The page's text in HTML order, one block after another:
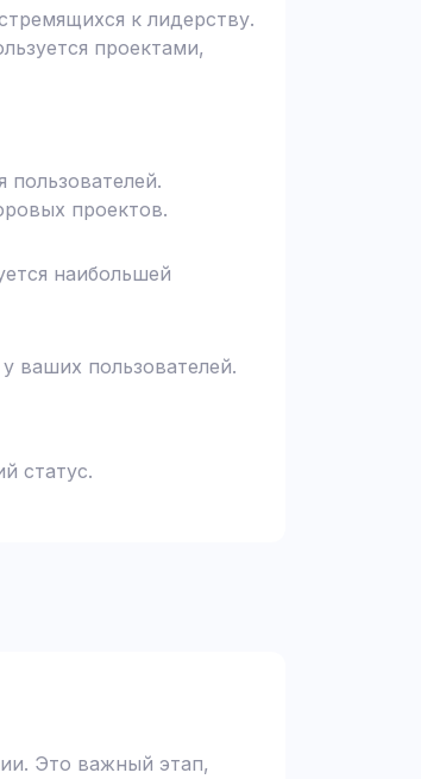
к лидерству.
проектами,
проектов.
наибольшей
ваших пользователей.
статус.
Это важный этап,